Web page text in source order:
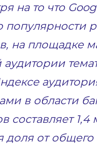
на то что
популярности
на площадке
аудитории
в области
составляет 1,4
доля от общего